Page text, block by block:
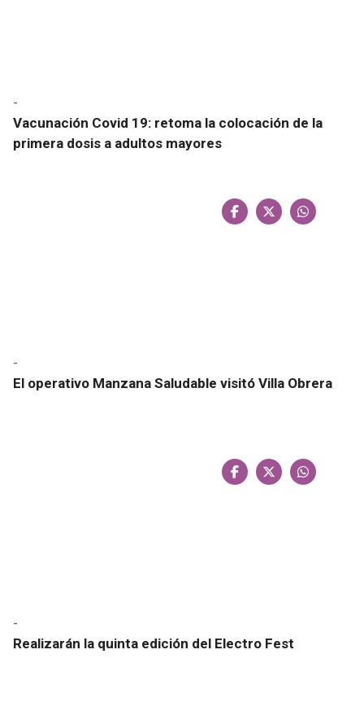
-
Vacunación Covid 19: retoma la colocación de la
primera dosis a adultos mayores
-
El operativo Manzana Saludable visitó Villa Obrera
-
Realizarán la quinta edición del Electro Fest